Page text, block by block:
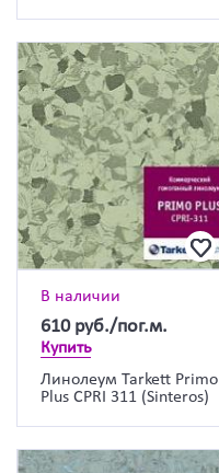
В наличии
610 руб./пог.м.
Купить
Линолеум Tarkett Primo
Plus CPRI 311 (Sinteros)